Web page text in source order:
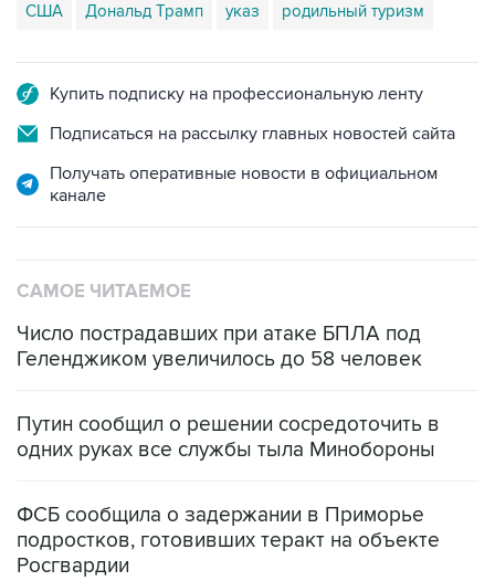
США Дональд Трамп указ родильный туризм
Купить подписку на профессиональную ленту
Подписаться на рассылку главных новостей сайта
Получать оперативные новости в официальном
канале
САМОЕ ЧИТАЕМОЕ
Число пострадавших при атаке БПЛА под
Геленджиком увеличилось до 58 человек
Путин сообщил о решении сосредоточить в
одних руках все службы тыла Минобороны
ФСБ сообщила о задержании в Приморье
подростков, готовивших теракт на объекте
Росгвардии